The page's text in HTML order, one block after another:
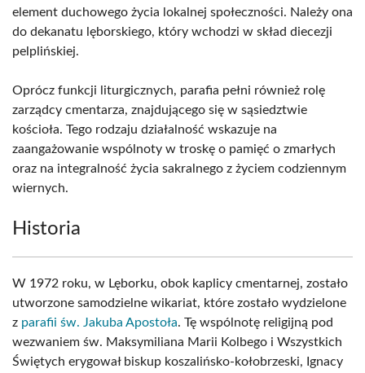
element duchowego życia lokalnej społeczności. Należy ona
do dekanatu lęborskiego, który wchodzi w skład diecezji
pelplińskiej.
Oprócz funkcji liturgicznych, parafia pełni również rolę
zarządcy cmentarza, znajdującego się w sąsiedztwie
kościoła. Tego rodzaju działalność wskazuje na
zaangażowanie wspólnoty w troskę o pamięć o zmarłych
oraz na integralność życia sakralnego z życiem codziennym
wiernych.
Historia
W 1972 roku, w Lęborku, obok kaplicy cmentarnej, zostało
utworzone samodzielne wikariat, które zostało wydzielone
z parafii św. Jakuba Apostoła. Tę wspólnotę religijną pod
wezwaniem św. Maksymiliana Marii Kolbego i Wszystkich
Świętych erygował biskup koszalińsko-kołobrzeski, Ignacy